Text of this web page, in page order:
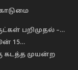
பறிமுதல் –…
15…
கடத்த முயன்ற